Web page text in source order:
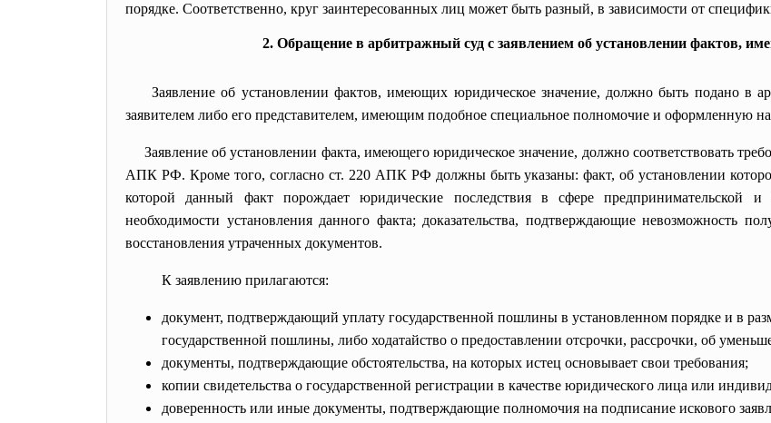
порядке. Соответственно, круг заинтересованных лиц может быть разный, в зависимости от
2. Обращение в арбитражный суд с заявлением об установлении фактов,
Заявление об установлении фактов, имеющих юридическое значение, должно быть подано в
заявителем либо его представителем, имеющим подобное специальное полномочие и оформленную
Заявление об установлении факта, имеющего юридическое значение, должно соответствовать
АПК РФ. Кроме того, согласно ст. 220 АПК РФ должны быть указаны: факт, об установлении
которой данный факт порождает юридические последствия в сфере предпринимательской и
необходимости установления данного факта; доказательства, подтверждающие невозможность
восстановления утраченных документов.
К заявлению прилагаются:
документ, подтверждающий уплату государственной пошлины в установленном порядке и в
государственной пошлины, либо ходатайство о предоставлении отсрочки, рассрочки, об
документы, подтверждающие обстоятельства, на которых истец основывает свои требования;
копии свидетельства о государственной регистрации в качестве юридического лица или
доверенность или иные документы, подтверждающие полномочия на подписание искового